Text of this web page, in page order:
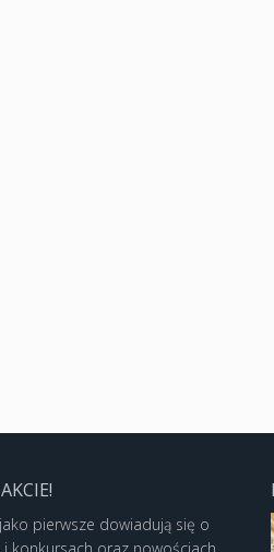
pierwsze dowiadują się o